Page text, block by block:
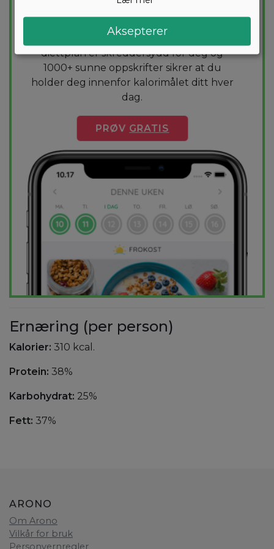
Vil du gå ned noen kilo? Med Arono får du
den mest effektive guiden til vekttap. En
diettplan er skreddersydd for deg og
1000+ sunne oppskrifter sikrer at du
holder deg innenfor kalorimålet ditt hver
dag.
PRØV GRATIS
Ernæring (per person)
Kalorier: 310 kcal.
Protein: 38%
Karbohydrat: 25%
Fett: 37%
ARONO
Om Arono
Vilkår for bruk
Personvernregler
Aksepterer